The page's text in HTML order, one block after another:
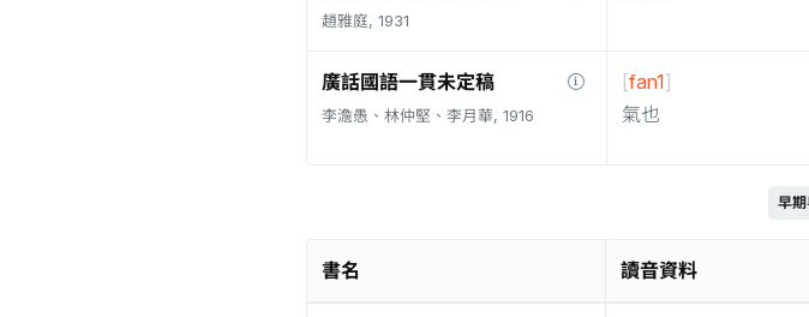
趙雅庭, 1931
廣話國語一貫未定稿
李澹愚、林仲堅、李月華, 1916
[fan1]
氣也
早
書名 讀音資料